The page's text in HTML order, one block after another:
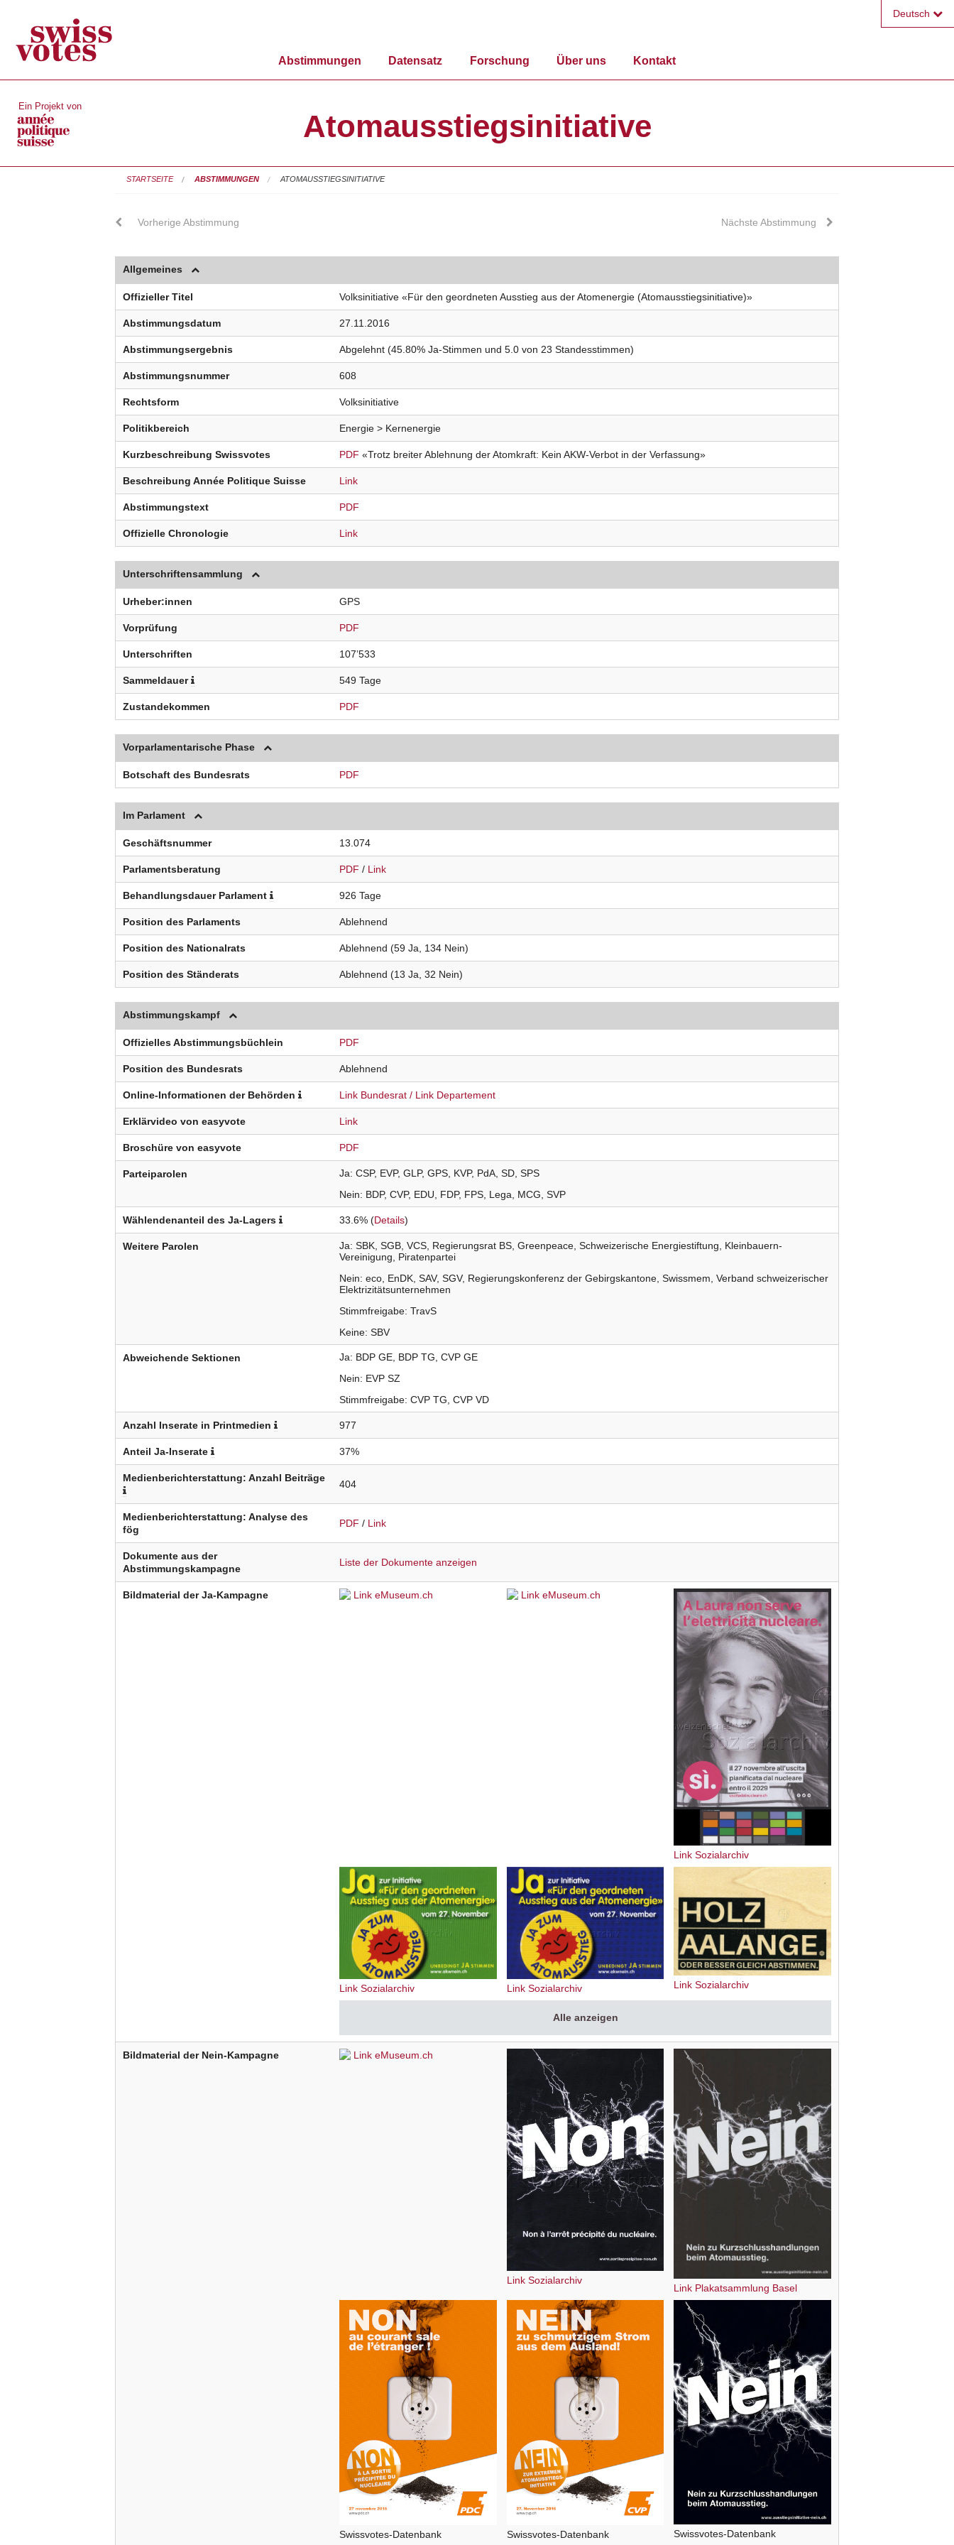
Abstimmungen Datensatz Forschung Über uns Kontakt
Deutsch
Ein Projekt von
Atomausstiegsinitiative
STARTSEITE ABSTIMMUNGEN ATOMAUSSTIEGSINITIATIVE
Vorherige Abstimmung Nächste Abstimmung
Allgemeines
Offizieller Titel Volksinitiative «Für den geordneten Ausstieg aus der Atomenergie (Atomausstiegsinitiative)»
Abstimmungsdatum 27.11.2016
Abstimmungsergebnis Abgelehnt (45.80% Ja-Stimmen und 5.0 von 23 Standesstimmen)
Abstimmungsnummer 608
Rechtsform Volksinitiative
Politikbereich Energie > Kernenergie
Kurzbeschreibung Swissvotes PDF «Trotz breiter Ablehnung der Atomkraft: Kein AKW-Verbot in der Verfassung»
Beschreibung Année Politique Suisse Link
Abstimmungstext PDF
Offizielle Chronologie Link
Unterschriftensammlung
Urheber:innen GPS
Vorprüfung PDF
Unterschriften 107’533
Sammeldauer 549 Tage
Zustandekommen PDF
Vorparlamentarische Phase
Botschaft des Bundesrats PDF
Im Parlament
Geschäftsnummer 13.074
Parlamentsberatung PDF / Link
Behandlungsdauer Parlament 926 Tage
Position des Parlaments Ablehnend
Position des Nationalrats Ablehnend (59 Ja, 134 Nein)
Position des Ständerats Ablehnend (13 Ja, 32 Nein)
Abstimmungskampf
Offizielles Abstimmungsbüchlein PDF
Position des Bundesrats Ablehnend
Online-Informationen der Behörden Link Bundesrat Link Departement
Erklärvideo von easyvote Link
Broschüre von easyvote PDF
Parteiparolen Ja CSP EVP GLP GPS KVP PdA SD SPS
Nein
BDP CVP EDU FDP FPS Lega MCG SVP
Wählendenanteil des Ja-Lagers 33.6% (Details)
Weitere Parolen Ja SBK SGB VCS Regierungsrat BS Greenpeace Schweizerische Energiestiftung
Kleinbauern-
Vereinigung
Piratenpartei
Nein eco EnDK SAV SGV Regierungskonferenz der Gebirgskantone Swissmem Verband schweizerischer
Elektrizitätsunternehmen
Stimmfreigabe TravS
Keine SBV
Abweichende Sektionen Ja BDP GE BDP TG CVP GE
Nein
EVP SZ
Stimmfreigabe CVP TG CVP VD
Anzahl Inserate in Printmedien 977
Anteil Ja-Inserate 37%
Medienberichterstattung: Anzahl Beiträge
404
Medienberichterstattung: Analyse des
fög
PDF / Link
Dokumente aus der
Abstimmungskampagne
Liste der Dokumente anzeigen
Bildmaterial der Ja-Kampagne Link eMuseum.ch Link eMuseum.ch
Link Sozialarchiv
Link Sozialarchiv Link Sozialarchiv Link Sozialarchiv
Alle anzeigen
Bildmaterial der Nein-Kampagne Link eMuseum.ch
Link Sozialarchiv
Link Plakatsammlung Basel
Swissvotes-Datenbank Swissvotes-Datenbank Swissvotes-Datenbank